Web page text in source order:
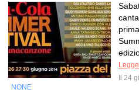
Il 24
NONE